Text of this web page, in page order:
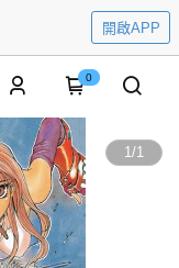
開啟APP
0
1/1